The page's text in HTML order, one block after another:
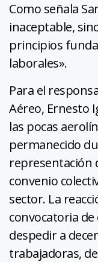
Como señala
inaceptable,
principios
laborales».
Para el
Aéreo, Ernesto
las pocas
permanecido
representación
convenio
sector. La
convocatoria de
despedir a
trabajadoras,